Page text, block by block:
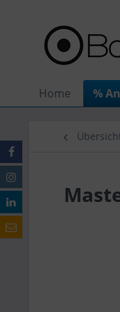
Home %